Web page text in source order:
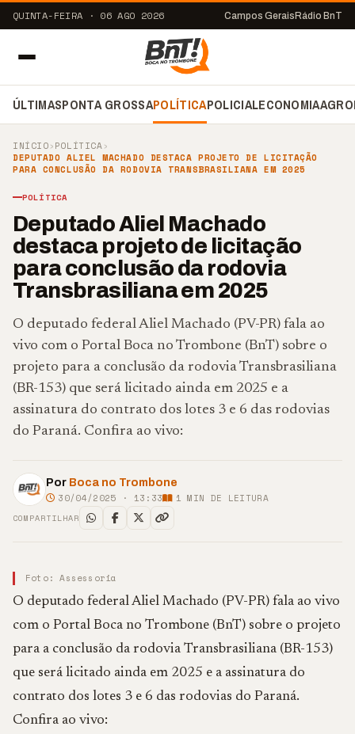
QUINTA-FEIRA · 06 AGO 2026 Campos Gerais Rádio BnT
ÚLTIMASPONTA GROSSAPOLÍTICAPOLICIALECONOMIA
INÍCIO›POLÍTICA›
DEPUTADO ALIEL MACHADO DESTACA PROJETO DE LICITAÇÃO
PARA CONCLUSÃO DA RODOVIA TRANSBRASILIANA EM 2025
POLÍTICA
Deputado Aliel Machado
destaca projeto de licitação
para conclusão da rodovia
Transbrasiliana em 2025
O deputado federal Aliel Machado (PV-PR) fala ao
vivo com o Portal Boca no Trombone (BnT) sobre o
projeto para a conclusão da rodovia Transbrasiliana
(BR-153) que será licitado ainda em 2025 e a
assinatura do contrato dos lotes 3 e 6 das rodovias
do Paraná. Confira ao vivo:
Por Boca no Trombone
30/04/2025 · 13:33 1 MIN DE LEITURA
COMPARTILHAR
Foto: Assessoria
O deputado federal Aliel Machado (PV-PR) fala ao vivo
com o Portal Boca no Trombone (BnT) sobre o projeto
para a conclusão da rodovia Transbrasiliana (BR-153)
que será licitado ainda em 2025 e a assinatura do
contrato dos lotes 3 e 6 das rodovias do Paraná.
Confira ao vivo: